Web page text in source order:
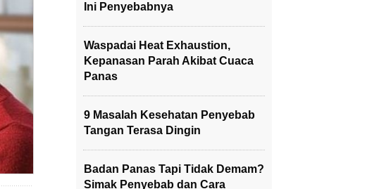
Ini Penyebabnya
Waspadai Heat Exhaustion,
Kepanasan Parah Akibat Cuaca
Panas
9 Masalah Kesehatan Penyebab
Tangan Terasa Dingin
Badan Panas Tapi Tidak Demam?
Simak Penyebab dan Cara